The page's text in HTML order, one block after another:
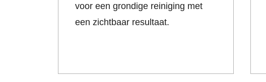
voor een grondige reiniging met
een zichtbaar resultaat.